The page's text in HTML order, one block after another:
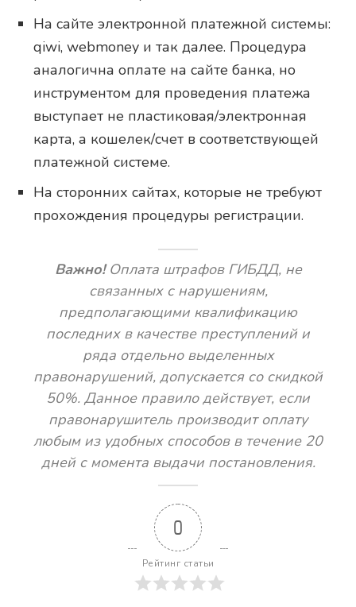
На сайте электронной платежной системы:
qiwi, webmoney и так далее. Процедура
аналогична оплате на сайте банка, но
инструментом для проведения платежа
выступает не пластиковая/электронная
карта, а кошелек/счет в соответствующей
платежной системе.
На сторонних сайтах, которые не требуют
прохождения процедуры регистрации.
Важно!Оплата штрафов ГИБДД, не
связанных с нарушениям,
предполагающими квалификацию
последних в качестве преступлений и
ряда отдельно выделенных
правонарушений, допускается со скидкой
50%. Данное правило действует, если
правонарушитель производит оплату
любым из удобных способов в течение 20
дней с момента выдачи постановления.
0
Рейтинг статьи